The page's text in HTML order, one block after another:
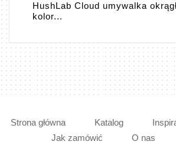
HushLab Cloud umywalka
kolor...
Strona główna Katalog
Jak zamówić
O nas